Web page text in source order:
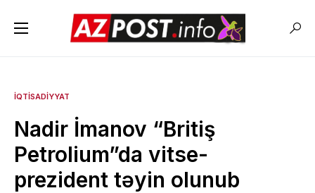
İQTISADIYYAT
Nadir İmanov “Britiş
Petrolium”da vitse-
prezident təyin olunub